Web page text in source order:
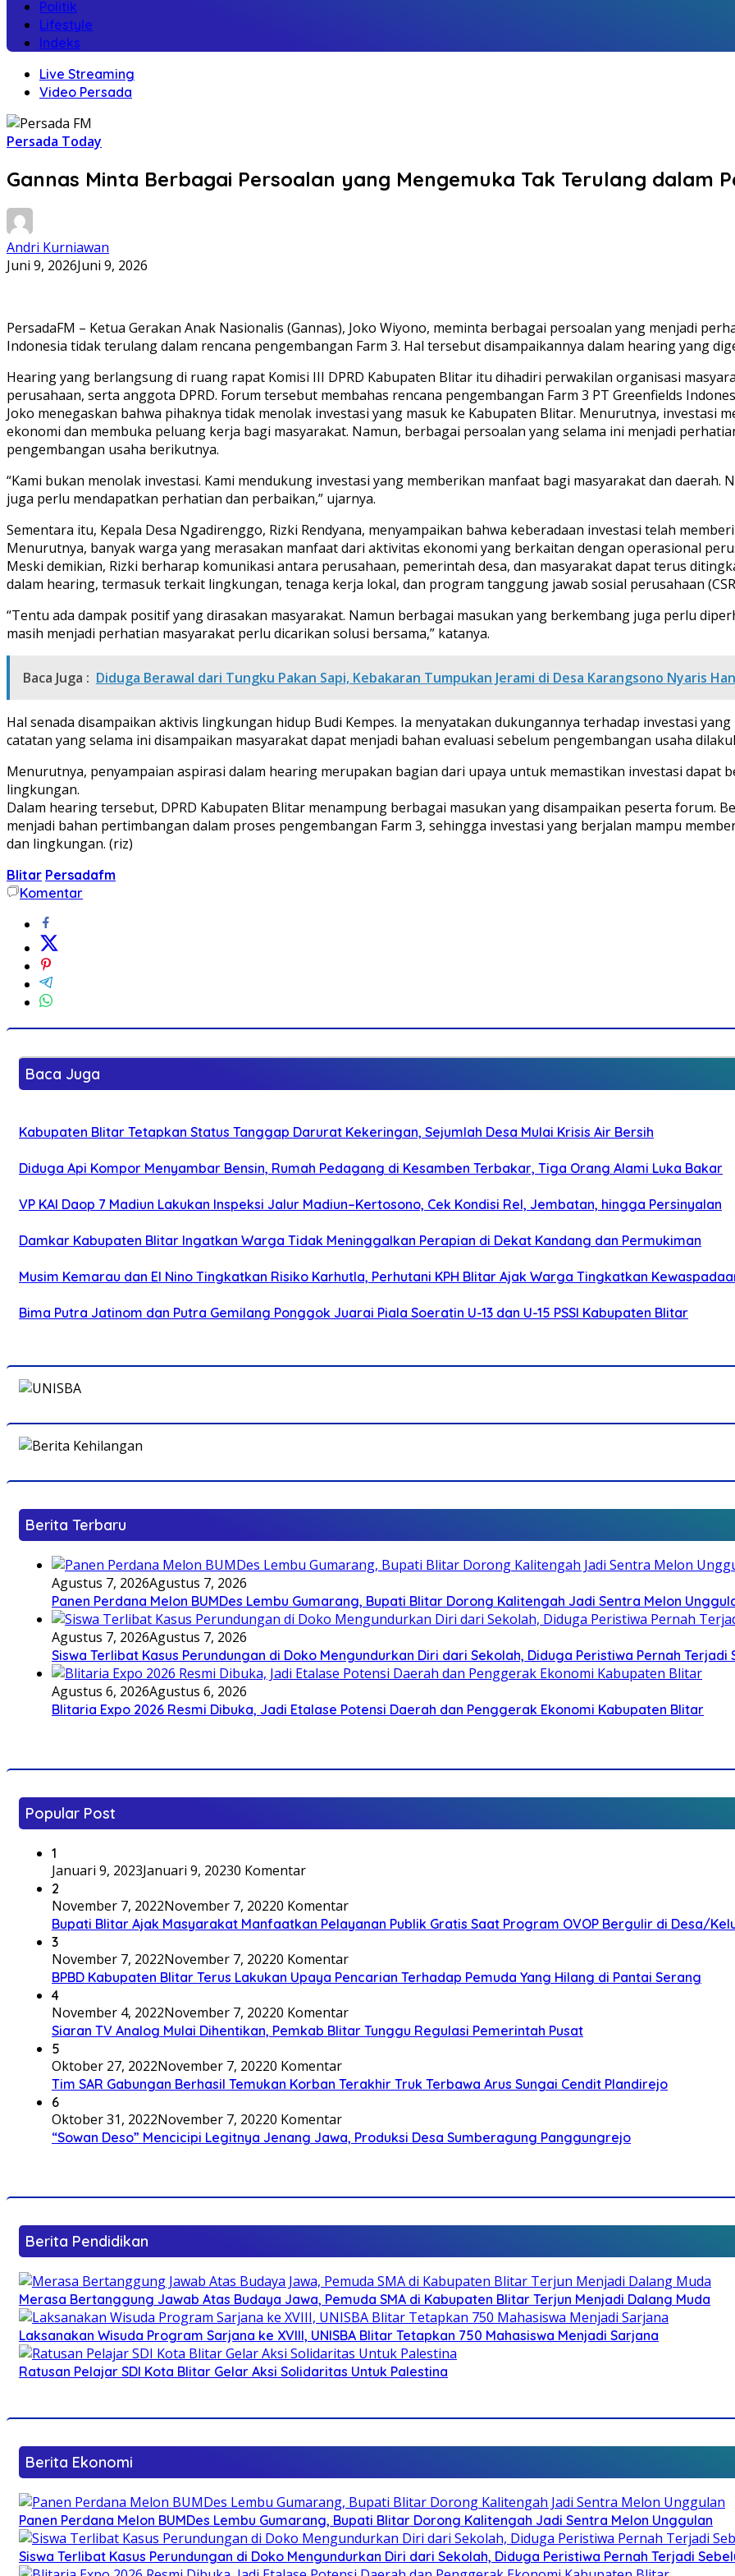
Politik
Lifestyle
Indeks
Live Streaming
Video Persada
Persada Today
Gannas Minta Berbagai Persoalan yang Mengemuka Tak Terulang dalam
Andri Kurniawan
Juni 9, 2026Juni 9, 2026
PersadaFM – Ketua Gerakan Anak Nasionalis (Gannas), Joko Wiyono, meminta berbagai persoalan yang menjadi
Indonesia tidak terulang dalam rencana pengembangan Farm 3. Hal tersebut disampaikannya dalam hearing yang
Hearing yang berlangsung di ruang rapat Komisi III DPRD Kabupaten Blitar itu dihadiri perwakilan organisasi
perusahaan, serta anggota DPRD. Forum tersebut membahas rencana pengembangan Farm 3 PT Greenfields
Joko menegaskan bahwa pihaknya tidak menolak investasi yang masuk ke Kabupaten Blitar. Menurutnya, investasi
ekonomi dan membuka peluang kerja bagi masyarakat. Namun, berbagai persoalan yang selama ini menjadi
pengembangan usaha berikutnya.
“Kami bukan menolak investasi. Kami mendukung investasi yang memberikan manfaat bagi masyarakat dan
juga perlu mendapatkan perhatian dan perbaikan,” ujarnya.
Sementara itu, Kepala Desa Ngadirenggo, Rizki Rendyana, menyampaikan bahwa keberadaan investasi telah
Menurutnya, banyak warga yang merasakan manfaat dari aktivitas ekonomi yang berkaitan dengan operasional
Meski demikian, Rizki berharap komunikasi antara perusahaan, pemerintah desa, dan masyarakat dapat terus
dalam hearing, termasuk terkait lingkungan, tenaga kerja lokal, dan program tanggung jawab sosial perusahaan
“Tentu ada dampak positif yang dirasakan masyarakat. Namun berbagai masukan yang berkembang juga perlu
masih menjadi perhatian masyarakat perlu dicarikan solusi bersama,” katanya.
Baca Juga : Diduga Berawal dari Tungku Pakan Sapi, Kebakaran Tumpukan Jerami di Desa Karangsono Nyaris
Hal senada disampaikan aktivis lingkungan hidup Budi Kempes. Ia menyatakan dukungannya terhadap investasi
catatan yang selama ini disampaikan masyarakat dapat menjadi bahan evaluasi sebelum pengembangan usaha
Menurutnya, penyampaian aspirasi dalam hearing merupakan bagian dari upaya untuk memastikan investasi dapat
lingkungan.
Dalam hearing tersebut, DPRD Kabupaten Blitar menampung berbagai masukan yang disampaikan peserta forum.
menjadi bahan pertimbangan dalam proses pengembangan Farm 3, sehingga investasi yang berjalan mampu
dan lingkungan. (riz)
Blitar Persadafm
Komentar
Baca Juga
Kabupaten Blitar Tetapkan Status Tanggap Darurat Kekeringan, Sejumlah Desa Mulai Krisis Air Bersih
Diduga Api Kompor Menyambar Bensin, Rumah Pedagang di Kesamben Terbakar, Tiga Orang Alami Luka Bakar
VP KAI Daop 7 Madiun Lakukan Inspeksi Jalur Madiun–Kertosono, Cek Kondisi Rel, Jembatan, hingga Persinyalan
Damkar Kabupaten Blitar Ingatkan Warga Tidak Meninggalkan Perapian di Dekat Kandang dan Permukiman
Musim Kemarau dan El Nino Tingkatkan Risiko Karhutla, Perhutani KPH Blitar Ajak Warga Tingkatkan
Bima Putra Jatinom dan Putra Gemilang Ponggok Juarai Piala Soeratin U-13 dan U-15 PSSI Kabupaten Blitar
Berita Terbaru
Agustus 7, 2026Agustus 7, 2026
Panen Perdana Melon BUMDes Lembu Gumarang, Bupati Blitar Dorong Kalitengah Jadi Sentra Melon
Agustus 7, 2026Agustus 7, 2026
Siswa Terlibat Kasus Perundungan di Doko Mengundurkan Diri dari Sekolah, Diduga Peristiwa Pernah Terjadi
Agustus 6, 2026Agustus 6, 2026
Blitaria Expo 2026 Resmi Dibuka, Jadi Etalase Potensi Daerah dan Penggerak Ekonomi Kabupaten Blitar
Popular Post
1
Januari 9, 2023Januari 9, 20230 Komentar
2
November 7, 2022November 7, 20220 Komentar
Bupati Blitar Ajak Masyarakat Manfaatkan Pelayanan Publik Gratis Saat Program OVOP Bergulir di Desa/
3
November 7, 2022November 7, 20220 Komentar
BPBD Kabupaten Blitar Terus Lakukan Upaya Pencarian Terhadap Pemuda Yang Hilang di Pantai Serang
4
November 4, 2022November 7, 20220 Komentar
Siaran TV Analog Mulai Dihentikan, Pemkab Blitar Tunggu Regulasi Pemerintah Pusat
5
Oktober 27, 2022November 7, 20220 Komentar
Tim SAR Gabungan Berhasil Temukan Korban Terakhir Truk Terbawa Arus Sungai Cendit Plandirejo
6
Oktober 31, 2022November 7, 20220 Komentar
“Sowan Deso” Mencicipi Legitnya Jenang Jawa, Produksi Desa Sumberagung Panggungrejo
Berita Pendidikan
Merasa Bertanggung Jawab Atas Budaya Jawa, Pemuda SMA di Kabupaten Blitar Terjun Menjadi Dalang Muda
Laksanakan Wisuda Program Sarjana ke XVIII, UNISBA Blitar Tetapkan 750 Mahasiswa Menjadi Sarjana
Ratusan Pelajar SDI Kota Blitar Gelar Aksi Solidaritas Untuk Palestina
Berita Ekonomi
Panen Perdana Melon BUMDes Lembu Gumarang, Bupati Blitar Dorong Kalitengah Jadi Sentra Melon Unggulan
Siswa Terlibat Kasus Perundungan di Doko Mengundurkan Diri dari Sekolah, Diduga Peristiwa Pernah Terjadi